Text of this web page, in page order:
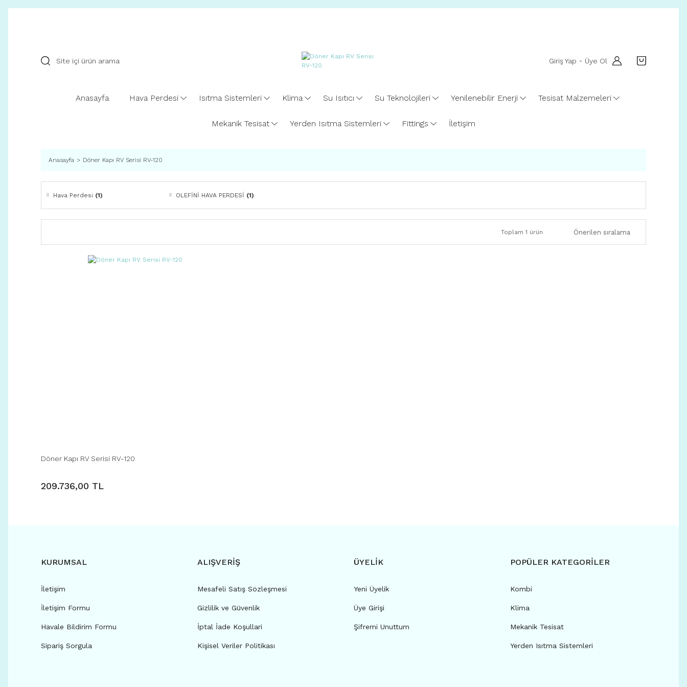
Giriş Yap - Üye Ol
Anasayfa Hava Perdesi Isıtma Sistemleri Klima Su Isıtıcı Su Teknolojileri Yenilenebilir Enerji Tesisat Malzemeleri
Mekanik Tesisat Yerden Isıtma Sistemleri Fittings İletişim
Anasayfa Döner Kapı RV Serisi RV-120
Hava Perdesi (1) OLEFİNİ HAVA PERDESİ (1)
Toplam 1 ürün
Döner Kapı RV Serisi RV-120
209.736,00 TL
KURUMSAL
İletişim
İletişim Formu
Havale Bildirim Formu
Sipariş Sorgula
ALIŞVERİŞ
Mesafeli Satış Sözleşmesi
Gizlilik ve Güvenlik
İptal İade Koşullari
Kişisel Veriler Politikası
ÜYELİK
Yeni Üyelik
Üye Girişi
Şifremi Unuttum
POPÜLER KATEGORİLER
Kombi
Klima
Mekanik Tesisat
Yerden Isıtma Sistemleri